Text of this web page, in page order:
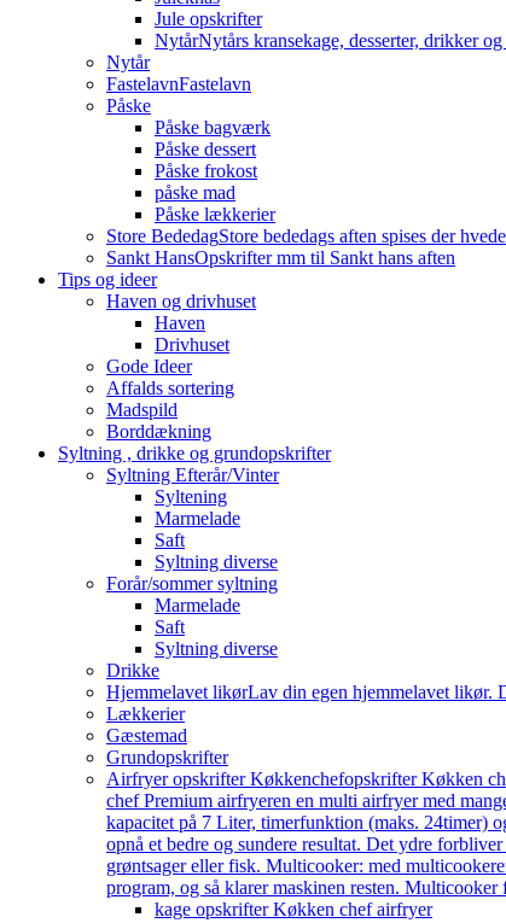
Jule opskrifter
NytårNytårs kransekage, desserter, drikker
Nytår
FastelavnFastelavn
Påske
Påske bagværk
Påske dessert
Påske frokost
påske mad
Påske lækkerier
Store BededagStore bededags aften spises der
Sankt HansOpskrifter mm til Sankt hans aften
Tips og ideer
Haven og drivhuset
Haven
Drivhuset
Gode Ideer
Affalds sortering
Madspild
Borddækning
Syltning , drikke og grundopskrifter
Syltning Efterår/Vinter
Syltening
Marmelade
Saft
Syltning diverse
Forår/sommer syltning
Marmelade
Saft
Syltning diverse
Drikke
Hjemmelavet likørLav din egen hjemmelavet likør.
Lækkerier
Gæstemad
Grundopskrifter
Airfryer opskrifter Køkkenchefopskrifter Køkken
chef Premium airfryeren en multi airfryer med
kapacitet på 7 Liter, timerfunktion (maks. 24timer)
opnå et bedre og sundere resultat. Det ydre
grøntsager eller fisk. Multicooker: med
program, og så klarer maskinen resten.
kage opskrifter Køkken chef airfryer